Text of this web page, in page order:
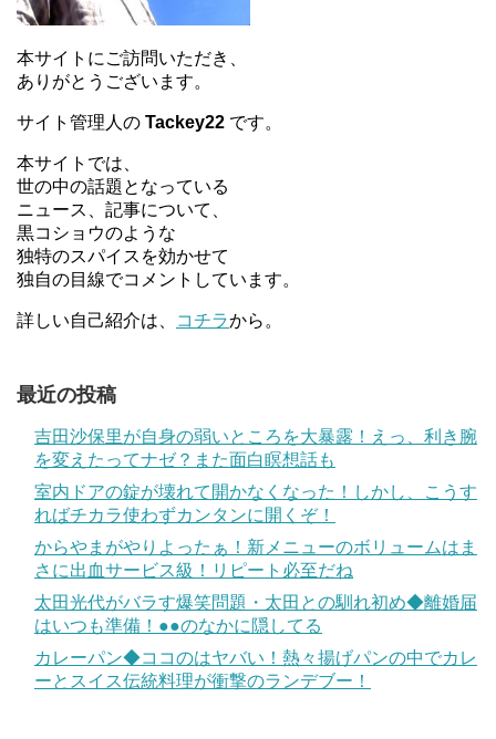
本サイトにご訪問いただき、
ありがとうございます。
サイト管理人の Tackey22 です。
本サイトでは、
世の中の話題となっている
ニュース、記事について、
黒コショウのような
独特のスパイスを効かせて
独自の目線でコメントしています。
詳しい自己紹介は、 コチラから。
最近の投稿
吉田沙保里が自身の弱いところを大暴露！えっ、利き腕
を変えたってナゼ？また面白瞑想話も
室内ドアの錠が壊れて開かなくなった！しかし、こうす
ればチカラ使わずカンタンに開くぞ！
からやまがやりよったぁ！新メニューのボリュームはま
さに出血サービス級！リピート必至だね
太田光代がバラす爆笑問題・太田との馴れ初め◆離婚届
はいつも準備！●●のなかに隠してる
カレーパン◆ココのはヤバい！熱々揚げパンの中でカレ
ーとスイス伝統料理が衝撃のランデブー！